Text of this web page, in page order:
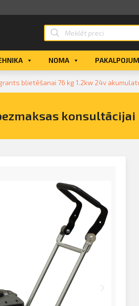
NOMA
blietēšanai 76 kg 1.2kw 24v